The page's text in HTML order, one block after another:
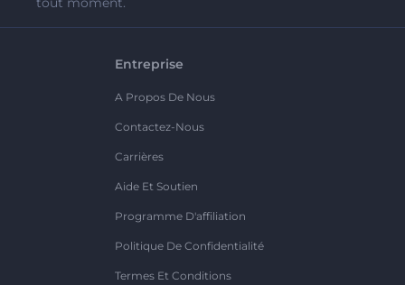
Entreprise
A Propos De Nous
Contactez-Nous
Carrières
Aide Et Soutien
Programme D'affiliation
Politique De Confidentialité
Termes Et Conditions